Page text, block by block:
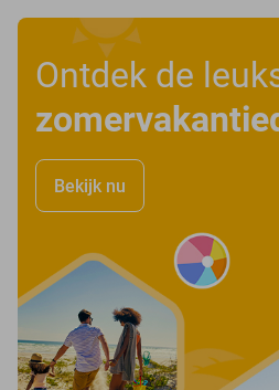
Ontdek de
Bekijk nu